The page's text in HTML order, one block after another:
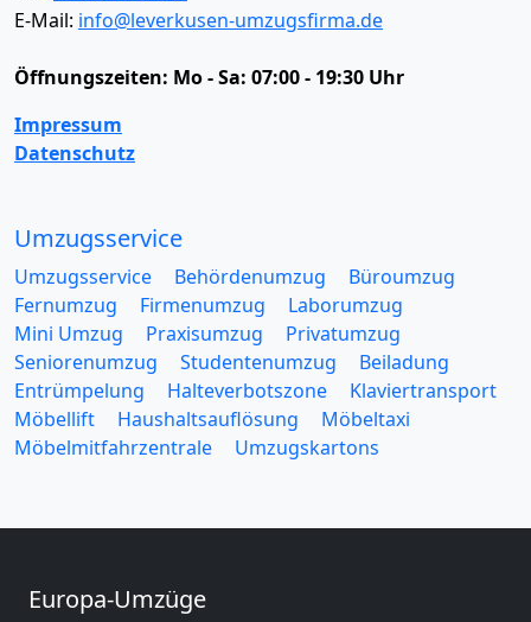
E-Mail: info@leverkusen-umzugsfirma.de
Öffnungszeiten: Mo - Sa: 07:00 - 19:30 Uhr
Impressum
Datenschutz
Umzugsservice
Umzugsservice Behördenumzug
Büroumzug
Fernumzug
Firmenumzug
Laborumzug
Mini Umzug
Praxisumzug
Privatumzug
Seniorenumzug
Studentenumzug
Beiladung
Entrümpelung
Halteverbotszone
Klaviertransport
Möbellift
Haushaltsauflösung
Möbeltaxi
Möbelmitfahrzentrale
Umzugskartons
Europa-Umzüge